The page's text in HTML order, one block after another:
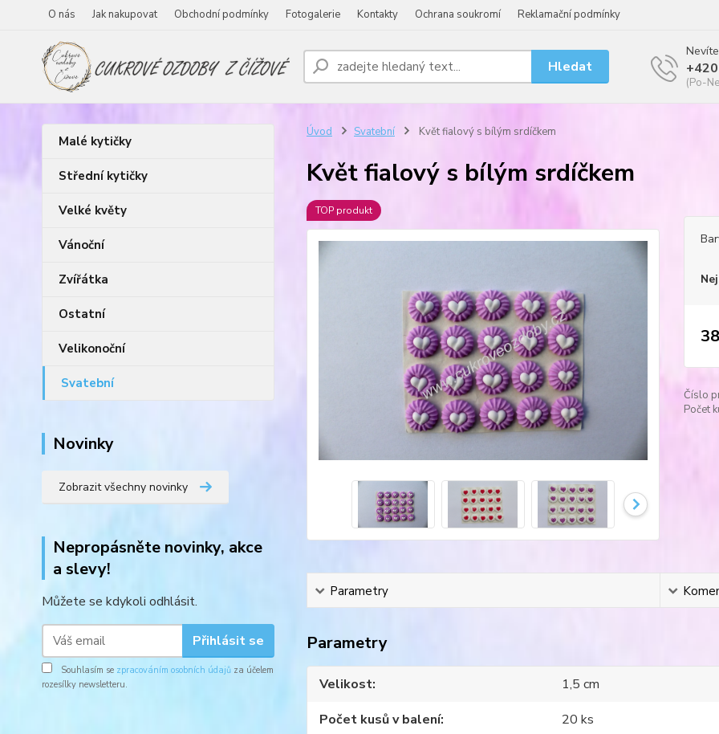
O nás Jak nakupovat Obchodní podmínky Fotogalerie Kontakty Ochrana soukromí Reklamační podmínky
Hledat
(Po-
Malé kytičky
Střední kytičky
Velké květy
Vánoční
Zvířátka
Ostatní
Velikonoční
Svatební
Novinky
Zobrazit všechny novinky
Nepropásněte novinky, akce
a slevy!
Můžete se kdykoli odhlásit.
Přihlásit se
Souhlasím se zpracováním osobních údajů za účelem
rozesílky newsletteru.
Úvod Svatební Květ fialový s bílým srdíčkem
Květ fialový s bílým srdíčkem
TOP produkt
Číslo
Počet
Parametry
Parametry
Velikost
1,5 cm
Počet kusů v balení
20 ks